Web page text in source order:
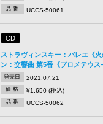
品 番 UCCS-50061
CD
ストラヴィンスキー：バレエ《
ン：交響曲 第5番《プロメテウ
発売日 2021.07.21
価 格 ¥1,650 (税込)
品 番 UCCS-50062